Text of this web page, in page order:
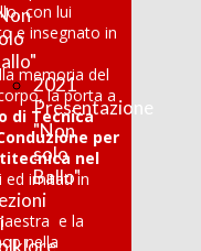
con lui
e insegnato in
memoria del
la porta a
di Tecnica
per
nel
ed imitati in
e la
nella
2021
Presentazione
"Non
solo
Ballo"